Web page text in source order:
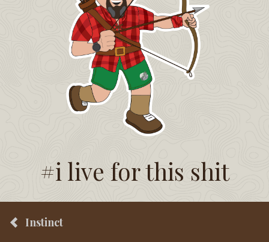
#i live for this shit
Instinct